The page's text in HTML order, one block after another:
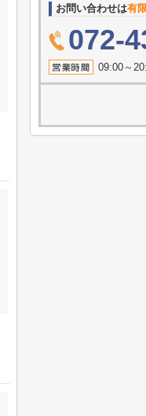
お問い合わせは有
072-
09:00～